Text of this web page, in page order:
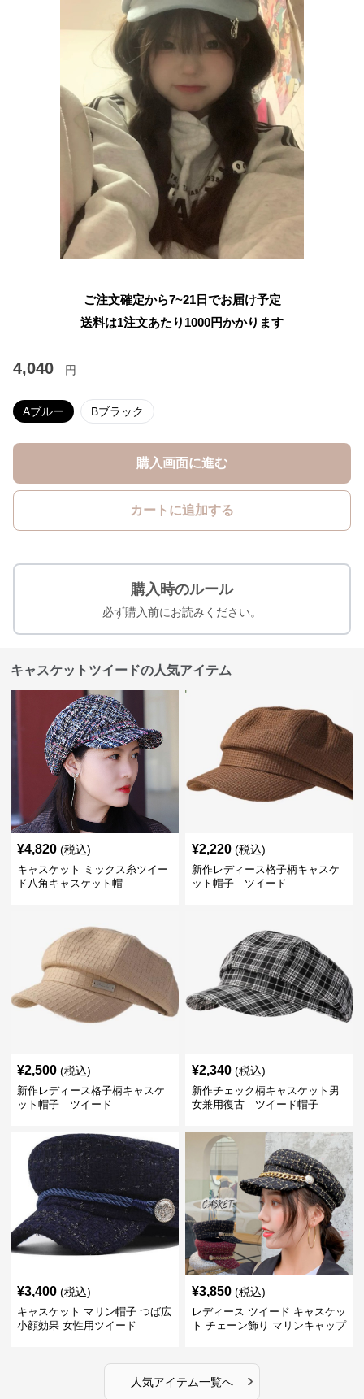
ご注文確定から7~21日でお届け予定
送料は1注文あたり 1000円かかります
4,040 円
Aブルー Bブラック
購入画面に進む
カートに追加する
購入時のルール
必ず購入前にお読みください。
キャスケットツイードの人気アイテム
¥4,820 (税込)
キャスケット ミックス糸ツイー
ド八角キャスケット帽
¥2,220 (税込)
新作レディース格子柄キャスケ
ット帽子 ツイード
¥2,500 (税込)
新作レディース格子柄キャスケ
ット帽子 ツイード
¥2,340 (税込)
新作チェック柄キャスケット男
女兼用復古 ツイード帽子
¥3,400 (税込)
キャスケット マリン帽子 つば広
小顔効果 女性用ツイード
¥3,850 (税込)
レディース ツイード キャスケッ
ト チェーン飾り マリンキャップ
人気アイテム一覧へ ›